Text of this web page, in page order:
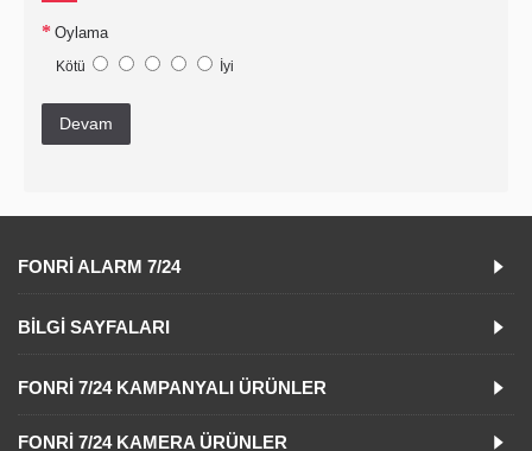
Oylama
Kötü İyi
Devam
FONRI ALARM 7/24
BILGI SAYFALARI
FONRI 7/24 KAMPANYALI ÜRÜNLER
FONRI 7/24 KAMERA ÜRÜNLER